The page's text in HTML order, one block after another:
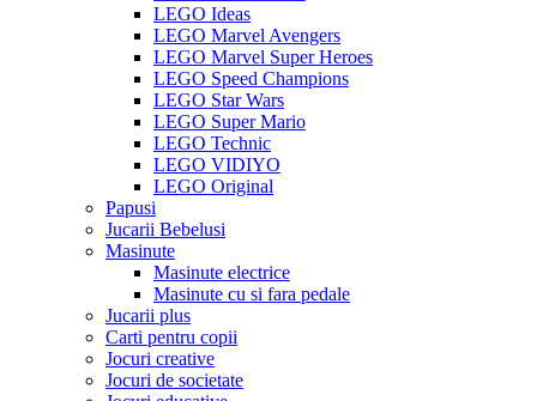
LEGO Ideas
LEGO Marvel Avengers
LEGO Marvel Super Heroes
LEGO Speed Champions
LEGO Star Wars
LEGO Super Mario
LEGO Technic
LEGO VIDIYO
LEGO Original
Papusi
Jucarii Bebelusi
Masinute
Masinute electrice
Masinute cu si fara pedale
Jucarii plus
Carti pentru copii
Jocuri creative
Jocuri de societate